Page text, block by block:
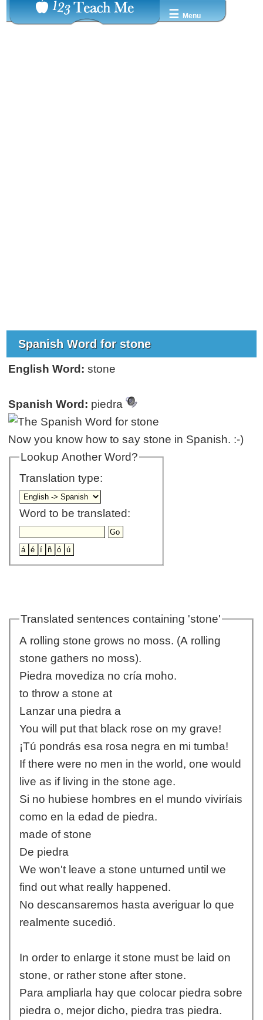
☰ Menu
Spanish Word for stone
English Word: stone
Spanish Word: piedra
Now you know how to say stone in Spanish. :-)
Lookup Another Word?
Translation type:
Word to be translated:
Translated sentences containing 'stone'
A rolling stone grows no moss. (A rolling
stone gathers no moss).
Piedra movediza no cría moho.
to throw a stone at
Lanzar una piedra a
You will put that black rose on my grave!
¡Tú pondrás esa rosa negra en mi tumba!
If there were no men in the world, one would
live as if living in the stone age.
Si no hubiese hombres en el mundo viviríais
como en la edad de piedra.
made of stone
De piedra
We won't leave a stone unturned until we
find out what really happened.
No descansaremos hasta averiguar lo que
realmente sucedió.
In order to enlarge it stone must be laid on
stone, or rather stone after stone.
Para ampliarla hay que colocar piedra sobre
piedra o, mejor dicho, piedra tras piedra.